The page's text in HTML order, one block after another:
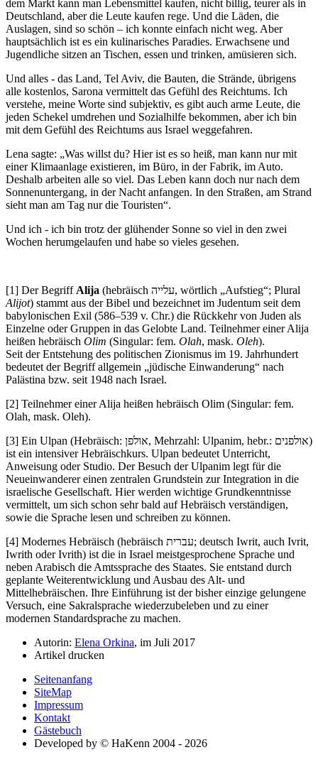
dem Markt kann man Lebensmittel kaufen, nicht billig, teurer als in
Deutschland, aber die Leute kaufen rege. Und die Läden, die
Auslagen, sind so schön – ich konnte einfach nicht weg. Aber
hauptsächlich ist es ein kulinarisches Paradies. Erwachsene und
Jugendliche sitzen an Tischen, essen und trinken, amüsieren sich.
Und alles - das Land, Tel Aviv, die Bauten, die Strände, übrigens
alle kostenlos, Sarona vermittelt das Gefühl des Reichtums. Ich
verstehe, meine Worte sind subjektiv, es gibt auch arme Leute, die
jeden Schekel umdrehen und Sozialhilfe bekommen, aber ich bin
mit dem Gefühl des Reichtums aus Israel weggefahren.
Lena sagte:
Was willst du? Hier ist es so heiß, man kann nur mit
einer Klimaanlage existieren, im Büro, in der Fabrik, im Auto.
Deshalb arbeiten alle so viel. Das Leben kann doch nur nach dem
Sonnenuntergang, in der Nacht anfangen. In den Straßen, am Strand
sieht man am Tag nur die Touristen .
Und ich - ich bin trotz der glühender Sonne so viel in den zwei
Wochen herumgelaufen und habe so vieles gesehen.
[1] Der Begriff Alija (hebräisch עלייה, wörtlich Aufstieg ; Plural
Alijot) stammt aus der Bibel und bezeichnet im Judentum seit dem
babylonischen Exil (586–539 v. Chr.) die Rückkehr von Juden als
Einzelne oder Gruppen in das Gelobte Land. Teilnehmer einer Alija
heißen hebräisch Olim (Singular: fem. Olah, mask. Oleh).
Seit der Entstehung des politischen Zionismus im 19. Jahrhundert
bedeutet der Begriff allgemein
jüdische Einwanderung
nach
Palästina bzw. seit 1948 nach Israel.
[2] Teilnehmer einer Alija heißen hebräisch Olim (Singular: fem.
Olah, mask. Oleh).
[3] Ein Ulpan (Hebräisch: אולפן, Mehrzahl: Ulpanim, hebr.: אולפנים)
ist ein intensiver Hebräischkurs. Ulpan bedeutet Unterricht,
Anweisung oder Studio. Der Besuch der Ulpanim legt für die
Neueinwanderer einen zentralen Grundstein zur Integration in die
israelische Gesellschaft. Hier werden wichtige Grundkenntnisse
vermittelt, um sich schon sehr bald auf Hebräisch verständigen,
sowie die Sprache lesen und schreiben zu können.
[4] Modernes Hebräisch (hebräisch עברית; deutsch Iwrit, auch Ivrit,
Iwrith oder Ivrith) ist die in Israel meistgesprochene Sprache und
neben Arabisch die Amtssprache des Staates. Sie entstand durch
geplante Weiterentwicklung und Ausbau des Alt- und
Mittelhebräischen. Ihre Einführung ist der bisher einzige gelungene
Versuch, eine Sakralsprache wiederzubeleben und zu einer
modernen Standardsprache zu machen.
Autorin: Elena Orkina, im Juli 2017
Artikel drucken
Seitenanfang
SiteMap
Impressum
Kontakt
Gästebuch
Developed by © HaKenn 2004 - 2026